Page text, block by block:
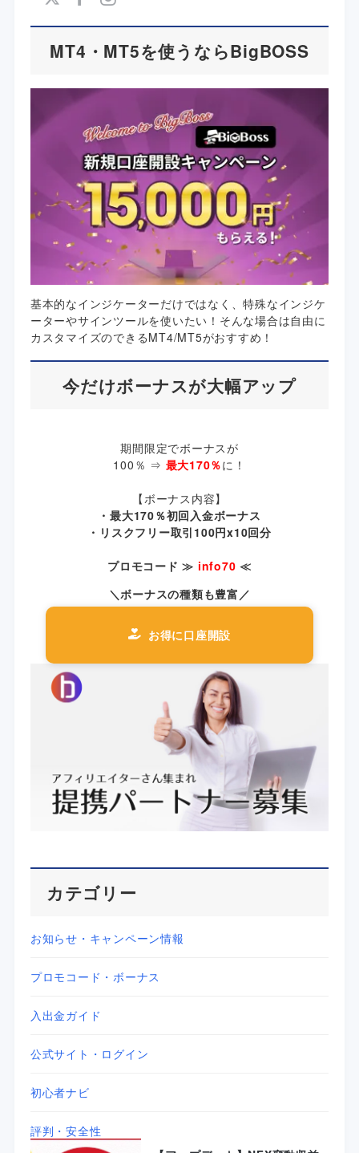
MT4・MT5を使うならBigBOSS
基本的なインジケーターだけではなく、特殊なインジケ
ーターやサインツールを使いたい！そんな場合は自由に
カスタマイズのできるMT4/MT5がおすすめ！
今だけボーナスが大幅アップ
期間限定でボーナスが
100％ ⇒ 最大170％に！
【ボーナス内容】
・最大170％初回入金ボーナス
・リスクフリー取引100円x10回分
プロモコード ≫ info70 ≪
＼ボーナスの種類も豊富／
お得に口座開設
カテゴリー
お知らせ・キャンペーン情報
プロモコード・ボーナス
入出金ガイド
公式サイト・ログイン
初心者ナビ
評判・安全性